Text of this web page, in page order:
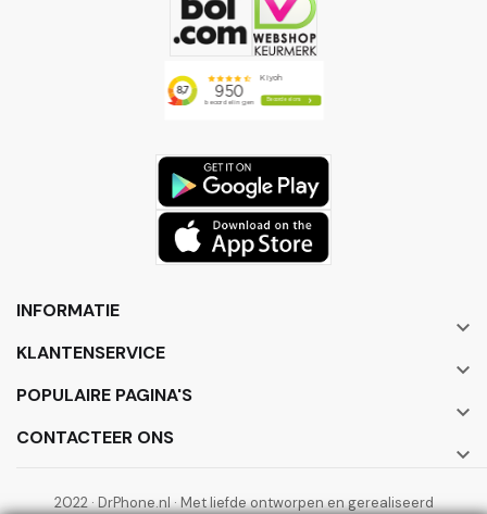
INFORMATIE

KLANTENSERVICE

POPULAIRE PAGINA'S

CONTACTEER ONS

2022 · DrPhone.nl · Met liefde ontworpen en gerealiseerd